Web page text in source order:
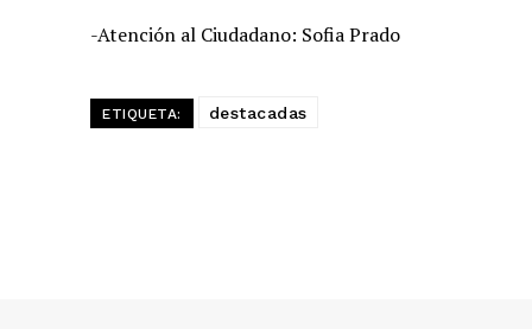
-Atención al Ciudadano: Sofia Prado
ETIQUETA: destacadas